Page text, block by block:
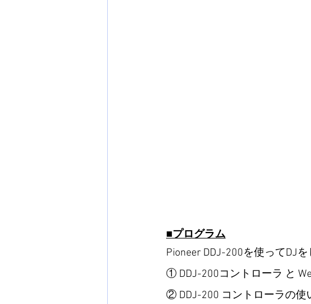
■プログラム
Pioneer DDJ-200を使ってDJを
① DDJ-200コントローラ と
② DDJ-200 コントローラの使